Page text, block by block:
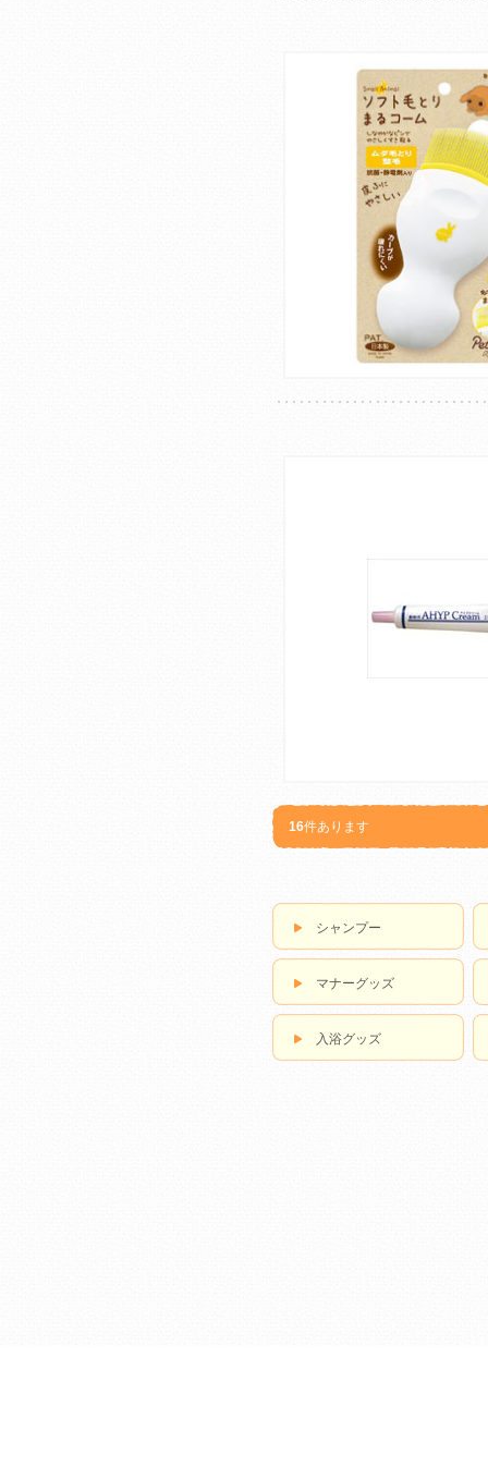
16件あります
シャンプー
マナーグッズ
入浴グッズ